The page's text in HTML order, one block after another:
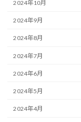
2024年10月
2024年9月
2024年8月
2024年7月
2024年6月
2024年5月
2024年4月